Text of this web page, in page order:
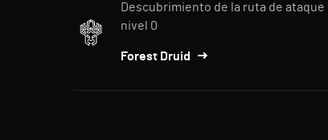
Descubrimiento de la ruta de ataque
nivel 0
Forest Druid